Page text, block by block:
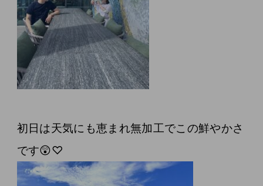
初日は天気にも恵まれ無加工でこの鮮やかさ
です😲♡